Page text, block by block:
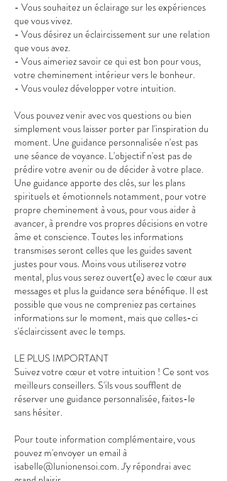
- Vous souhaitez un éclairage sur les expériences
que vous vivez.
- Vous désirez un éclaircissement sur une relation
que vous avez.
- Vous aimeriez savoir ce qui est bon pour vous,
votre cheminement intérieur vers le bonheur.
- Vous voulez développer votre intuition.
Vous pouvez venir avec vos questions ou bien
simplement vous laisser porter par l'inspiration du
moment. Une guidance personnalisée n'est pas
une séance de voyance. L'objectif n'est pas de
prédire votre avenir ou de décider à votre place.
Une guidance apporte des clés, sur les plans
spirituels et émotionnels notamment, pour votre
propre cheminement à vous, pour vous aider à
avancer, à prendre vos propres décisions en votre
âme et conscience. Toutes les informations
transmises seront celles que les guides savent
justes pour vous. Moins vous utiliserez votre
mental, plus vous serez ouvert(e) avec le cœur aux
messages et plus la guidance sera bénéfique. Il est
possible que vous ne compreniez pas certaines
informations sur le moment, mais que celles-ci
s'éclaircissent avec le temps.
LE PLUS IMPORTANT
Suivez votre cœur et votre intuition ! Ce sont vos
meilleurs conseillers. S'ils vous soufflent de
réserver une guidance personnalisée, faites-le
sans hésiter.
Pour toute information complémentaire, vous
pouvez m'envoyer un email à
isabelle@lunionensoi.com. J'y répondrai avec